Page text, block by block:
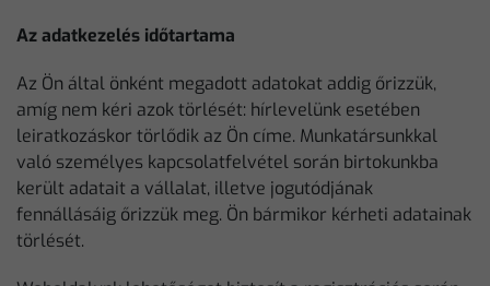
Az adatkezelés időtartama
Az Ön által önként megadott adatokat addig őrizzük,
amíg nem kéri azok törlését: hírlevelünk esetében
leiratkozáskor törlődik az Ön címe. Munkatársunkkal
való személyes kapcsolatfelvétel során birtokunkba
került adatait a vállalat, illetve jogutódjának
fennállásáig őrizzük meg. Ön bármikor kérheti adatainak
törlését.